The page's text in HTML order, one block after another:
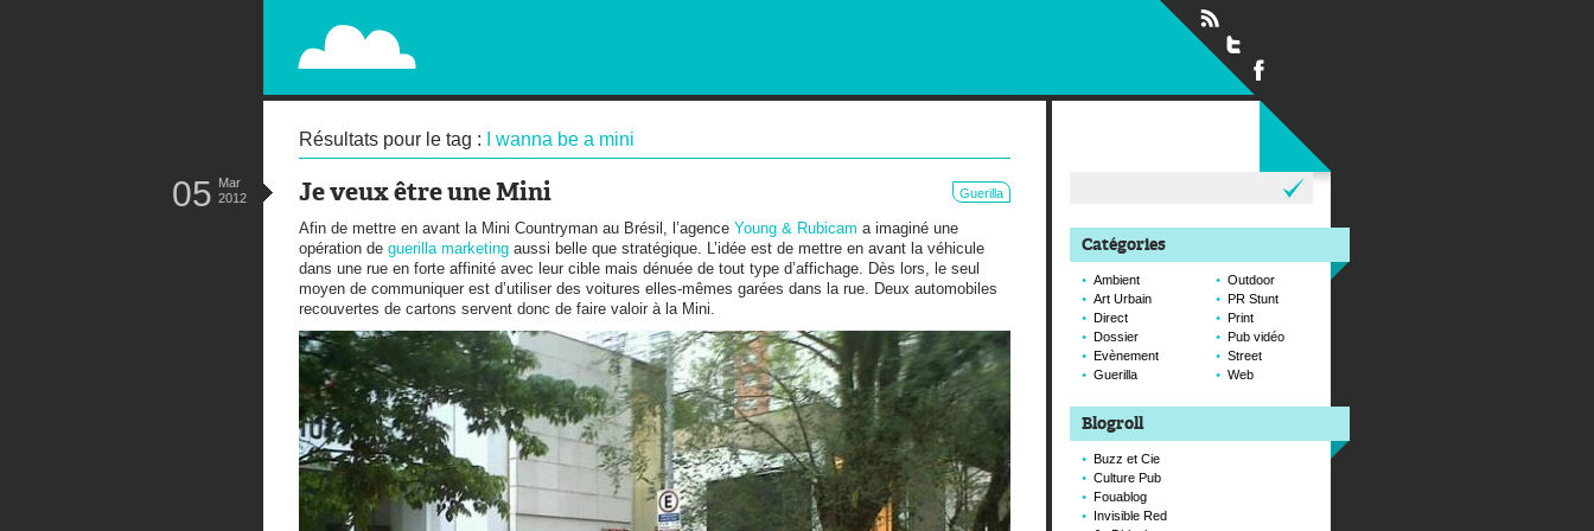
PAPERPLANE
STREET, AMBIENT, GUÉRILLA MARKETING AND OUT OF HOME
Résultats pour le tag : I wanna be a mini
Je veux être une Mini Guerilla
05 Mar
2012
Afin de mettre en avant la Mini Countryman au Brésil, l’agence Young & Rubicam a imaginé une
opération de guerilla marketing aussi belle que stratégique. L’idée est de mettre en avant la véhicule
dans une rue en forte affinité avec leur cible mais dénuée de tout type d’affichage. Dès lors, le seul
moyen de communiquer est d’utiliser des voitures elles-mêmes garées dans la rue. Deux automobiles
recouvertes de cartons servent donc de faire valoir à la Mini.
Catégories
Ambient
Art Urbain
Direct
Dossier
Evènement
Guerilla
Outdoor
PR Stunt
Print
Pub vidéo
Street
Web
Blogroll
Buzz et Cie
Culture Pub
Fouablog
Invisible Red